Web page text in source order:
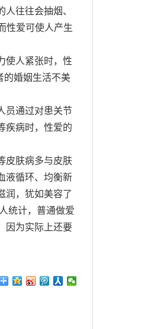
往往会抽烟、
性爱可使人产生
使人紧张时，性
的婚姻生活不美
员通过对患关节
疾病时，性爱的
皮肤病多与皮肤
液循环、均衡新
润，犹如美容了
统计，普通做爱
因为实际上还要